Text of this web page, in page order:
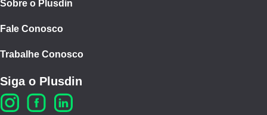
Sobre o Plusdin
Fale Conosco
Trabalhe Conosco
Siga o Plusdin